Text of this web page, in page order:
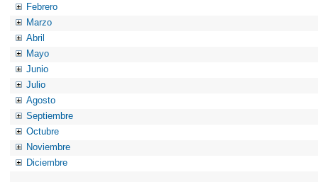
Febrero
Marzo
Abril
Mayo
Junio
Julio
Agosto
Septiembre
Octubre
Noviembre
Diciembre